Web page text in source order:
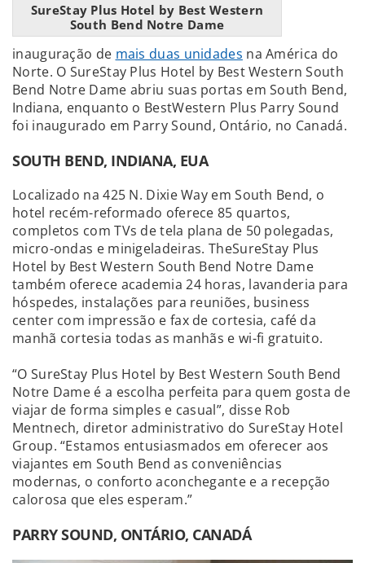
SureStay Plus Hotel by Best Western
South Bend Notre Dame
inauguração de mais duas unidades na América do
Norte. O SureStay Plus Hotel by Best Western South
Bend Notre Dame abriu suas portas em South Bend,
Indiana, enquanto o BestWestern Plus Parry Sound
foi inaugurado em Parry Sound, Ontário, no Canadá.
SOUTH BEND, INDIANA, EUA
Localizado na 425 N. Dixie Way em South Bend, o
hotel recém-reformado oferece 85 quartos,
completos com TVs de tela plana de 50 polegadas,
micro-ondas e minigeladeiras. TheSureStay Plus
Hotel by Best Western South Bend Notre Dame
também oferece academia 24 horas, lavanderia para
hóspedes, instalações para reuniões, business
center com impressão e fax de cortesia, café da
manhã cortesia todas as manhãs e wi-fi gratuito.
“O SureStay Plus Hotel by Best Western South Bend
Notre Dame é a escolha perfeita para quem gosta de
viajar de forma simples e casual”, disse Rob
Mentnech, diretor administrativo do SureStay Hotel
Group. “Estamos entusiasmados em oferecer aos
viajantes em South Bend as conveniências
modernas, o conforto aconchegante e a recepção
calorosa que eles esperam.”
PARRY SOUND, ONTÁRIO, CANADÁ